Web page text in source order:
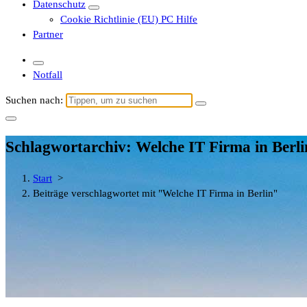
Datenschutz
Cookie Richtlinie (EU) PC Hilfe
Partner
Notfall
Suchen nach:
Schlagwortarchiv: Welche IT Firma in
Start >
Beiträge verschlagwortet mit "Welche IT Firma in Berlin"